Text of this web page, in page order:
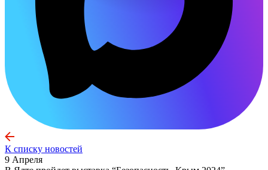
К списку новостей
9 Апреля